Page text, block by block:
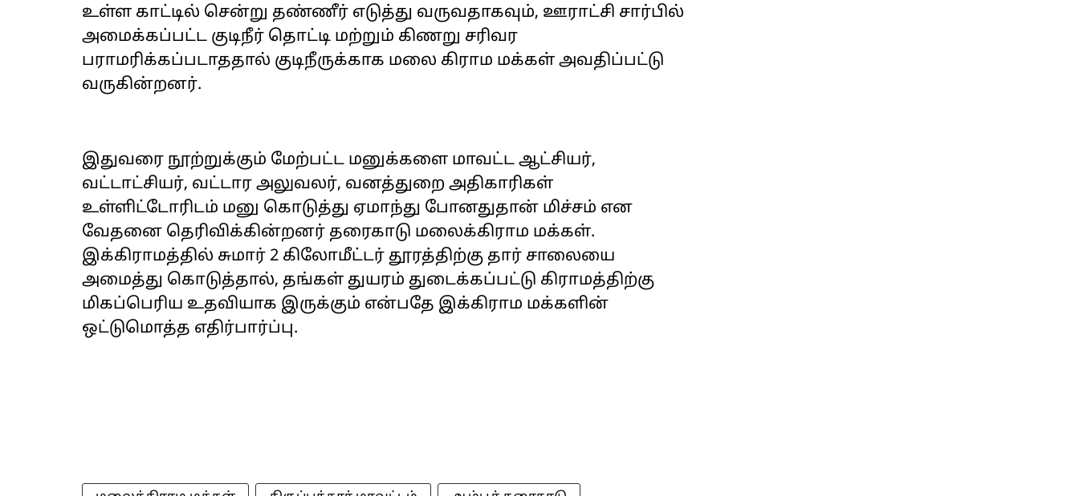
உள்ள காட்டில் சென்று தண்ணீர் எடுத்து வருவதாகவும், ஊராட்சி சார்பில்
அமைக்கப்பட்ட குடிநீர் தொட்டி மற்றும் கிணறு சரிவர
பராமரிக்கப்படாததால் குடிநீருக்காக மலை கிராம மக்கள் அவதிப்பட்டு
வருகின்றனர்.
இதுவரை நூற்றுக்கும் மேற்பட்ட மனுக்களை மாவட்ட ஆட்சியர்,
வட்டாட்சியர், வட்டார அலுவலர், வனத்துறை அதிகாரிகள்
உள்ளிட்டோரிடம் மனு கொடுத்து ஏமாந்து போனதுதான் மிச்சம் என
வேதனை தெரிவிக்கின்றனர் தரைகாடு மலைக்கிராம மக்கள்.
இக்கிராமத்தில் சுமார் 2 கிலோமீட்டர் தூரத்திற்கு தார் சாலையை
அமைத்து கொடுத்தால், தங்கள் துயரம் துடைக்கப்பட்டு கிராமத்திற்கு
மிகப்பெரிய உதவியாக இருக்கும் என்பதே இக்கிராம மக்களின்
ஒட்டுமொத்த எதிர்பார்ப்பு.